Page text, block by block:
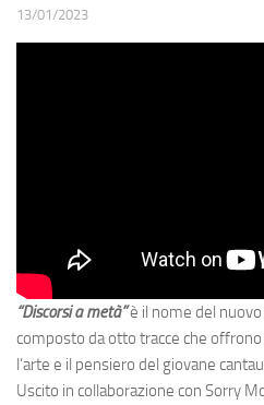
13/01/2023
“Discorsi a metà”è il nome del nuovo
composto da otto tracce che
l’arte e il pensiero del giovane
Uscito in collaborazione con Sorry